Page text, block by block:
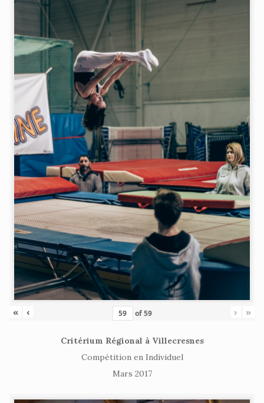
« ‹ of59 › »
Critérium Régional à Villecresnes
Compétition en Individuel
Mars 2017